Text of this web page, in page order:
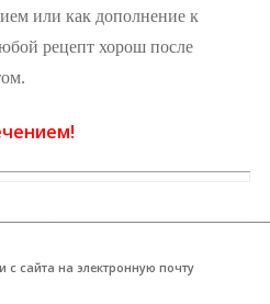
или как дополнение к
рецепт хорош после
с сайта на электронную почту